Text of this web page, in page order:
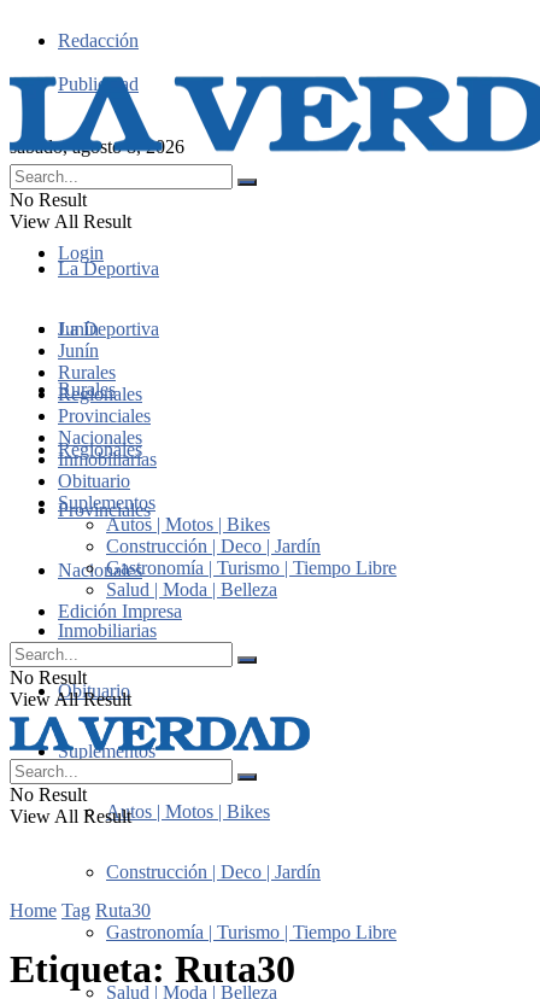
Redacción
Publicidad
sábado, agosto 8, 2026
Login
No Result
View All Result
La Deportiva
Junín
Rurales
Regionales
Provinciales
Nacionales
Inmobiliarias
Obituario
Suplementos
Autos | Motos | Bikes
Construcción | Deco | Jardín
Gastronomía | Turismo | Tiempo Libre
Salud | Moda | Belleza
La Deportiva
Junín
Rurales
Regionales
Provinciales
Nacionales
Inmobiliarias
Obituario
Suplementos
Autos | Motos | Bikes
Construcción | Deco | Jardín
Gastronomía | Turismo | Tiempo Libre
Salud | Moda | Belleza
Edición Impresa
No Result
View All Result
No Result
View All Result
Home Tag Ruta30
Etiqueta: Ruta30